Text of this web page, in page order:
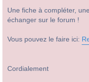
Une fiche à compléter,
échanger sur le forum !
Vous pouvez le faire ici:
Cordialement